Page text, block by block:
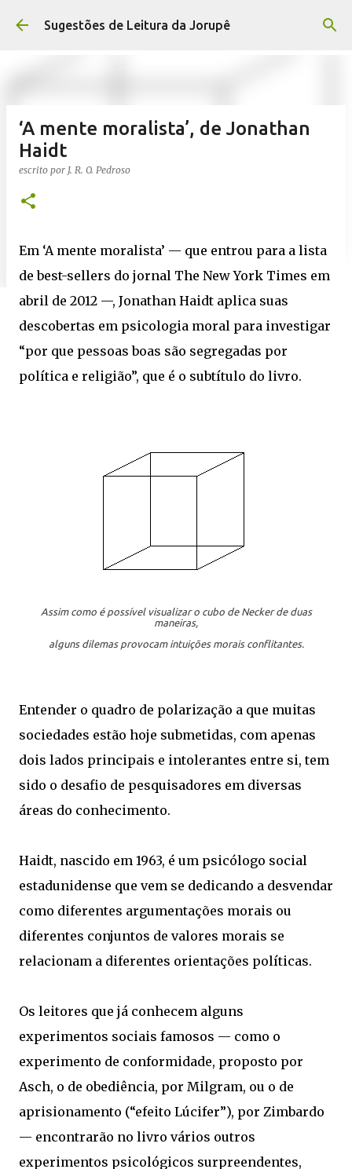
Pular para o conteúdo principal
Sugestões de Leitura da Jorupê
‘A mente moralista’, de Jonathan
Haidt
escrito por J. R. O. Pedroso
Em ‘A mente moralista’ — que entrou para a lista
de best-sellers do jornal The New York Times em
abril de 2012 —, Jonathan Haidt aplica suas
descobertas em psicologia moral para investigar
“por que pessoas boas são segregadas por
política e religião”, que é o subtítulo do livro.
Assim como é possível visualizar o cubo de Necker de duas
maneiras,
alguns dilemas provocam intuições morais conflitantes.
Entender o quadro de polarização a que muitas
sociedades estão hoje submetidas, com apenas
dois lados principais e intolerantes entre si, tem
sido o desafio de pesquisadores em diversas
áreas do conhecimento.
Haidt, nascido em 1963, é um psicólogo social
estadunidense que vem se dedicando a desvendar
como diferentes argumentações morais ou
diferentes conjuntos de valores morais se
relacionam a diferentes orientações políticas.
Os leitores que já conhecem alguns
experimentos sociais famosos — como o
experimento de conformidade, proposto por
Asch, o de obediência, por Milgram, ou o de
aprisionamento (“efeito Lúcifer”), por Zimbardo
— encontrarão no livro vários outros
experimentos psicológicos surpreendentes,